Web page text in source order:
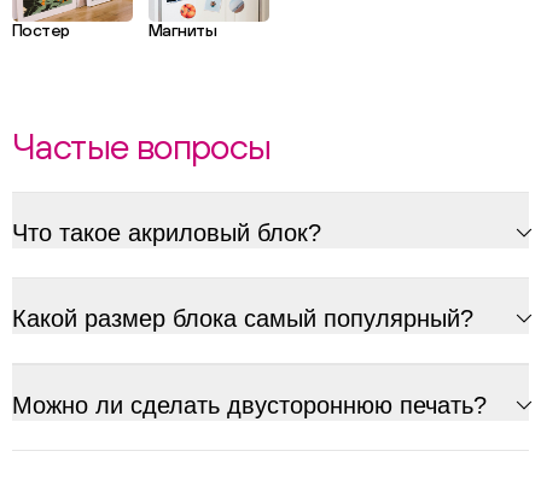
Постер Магниты
Частые вопросы
Что такое акриловый блок?
Какой размер блока самый популярный?
Можно ли сделать двустороннюю печать?